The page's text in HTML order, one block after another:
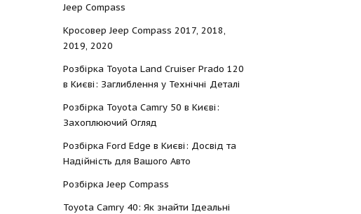
Jeep Compass
Кросовер Jeep Compass 2017, 2018,
2019, 2020
Розбірка Toyota Land Cruiser Prado 120
в Києві: Заглиблення у Технічні Деталі
Розбірка Toyota Camry 50 в Києві:
Захоплюючий Огляд
Розбірка Ford Edge в Києві: Досвід та
Надійність для Вашого Авто
Розбірка Jeep Compass
Toyota Camry 40: Як знайти Ідеальні